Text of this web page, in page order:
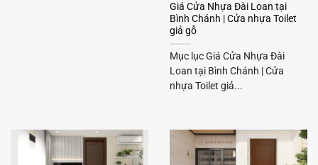
Giá Cửa Nhựa Đài Loan tại
Bình Chánh | Cửa nhựa Toilet
giả gỗ
Mục lục Giá Cửa Nhựa Đài
Loan tại Bình Chánh | Cửa
nhựa Toilet giả...